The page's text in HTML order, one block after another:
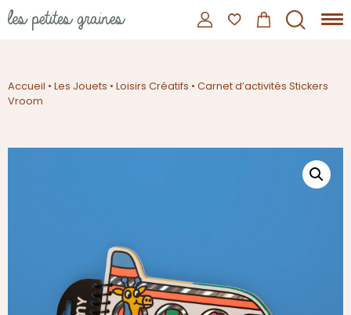
Accueil • Les Jouets • Loisirs Créatifs • Carnet d’activités Stickers
Vroom